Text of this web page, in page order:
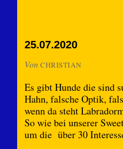
25.07.2020
Von CHRISTIAN
Es gibt Hunde die sind
Hahn, falsche Optik,
wenn da steht
So wie bei unserer
um die über 30